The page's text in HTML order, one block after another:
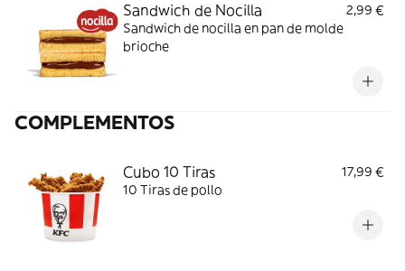
Sandwich de Nocilla
2,99 €
Sandwich de nocilla en pan de molde
brioche
COMPLEMENTOS
Cubo 10 Tiras
17,99 €
10 Tiras de pollo